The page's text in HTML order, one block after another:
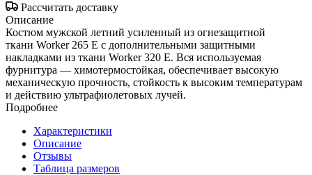
Рассчитать доставку
Описание
Костюм мужской летний усиленный из огнезащитной
ткани Worker 265 Е с дополнительными защитными
накладками из ткани Worker 320 Е. Вся используемая
фурнитура — химотермостойкая, обеспечивает высокую
механическую прочность, стойкость к высоким температурам
и действию ультрафиолетовых лучей.
Подробнее
Характеристики
Описание
Отзывы
Таблица размеров